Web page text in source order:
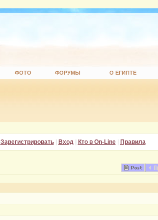
ФОТО ФОРУМЫ О ЕГИПТЕ
Зарегистрировать| Вход| Кто в On-Line| Правила